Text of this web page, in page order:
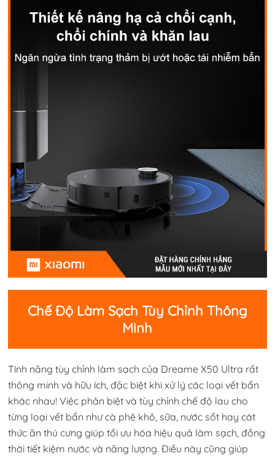
Chế Độ Làm Sạch Tùy Chỉnh Thông
Minh
Tính năng tùy chỉnh làm sạch của Dreame X50 Ultra rất
thông minh và hữu ích, đặc biệt khi xử lý các loại vết bẩn
khác nhau! Việc phân biệt và tùy chỉnh chế độ lau cho
từng loại vết bẩn như cà phê khô, sữa, nước sốt hay cát
thức ăn thú cưng giúp tối ưu hóa hiệu quả làm sạch, đồng
thời tiết kiệm nước và năng lượng. Điều này cũng giúp